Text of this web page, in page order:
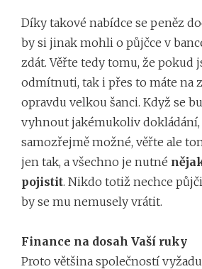
Díky takové nabídce se peněz
by si jinak mohli o půjčce v
zdát. Věřte tedy tomu, že pokud
odmítnuti, tak i přes to máte na
opravdu velkou šanci. Když se
vyhnout jakémukoliv dokládání,
samozřejmě možné, věřte ale
jen tak, a všechno je nutné
pojistit. Nikdo totiž nechce
by se mu nemusely vrátit.
Finance na dosah Vaší ruky
Proto většina společností